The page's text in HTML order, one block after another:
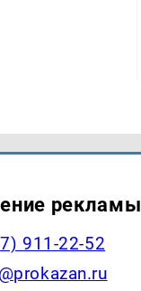
рекламы
911-22-52